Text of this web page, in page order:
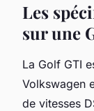
Les
sur une
La Golf GTI
Volkswagen
de vitesses